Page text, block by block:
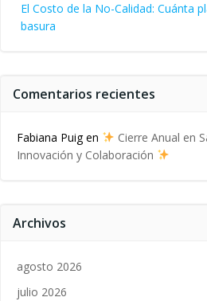
El Costo de la No-Calidad: Cuánta
basura
Comentarios recientes
Fabiana Puigen
Cierre Anual en
Innovación y Colaboración
Archivos
agosto 2026
julio 2026